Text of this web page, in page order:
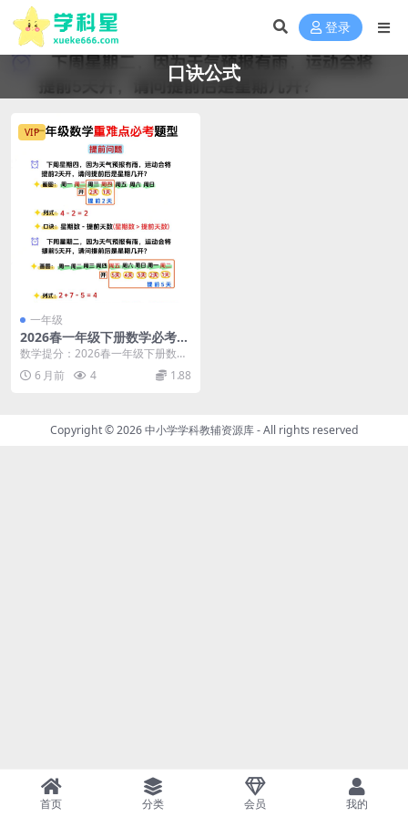
登录
口诀公式
VIP
一年级
2026春一年级下册数学必考思
维题口诀公式同步专项复习电
子版资料
数学提分：2026春一年级下册数学
必考思维题口诀公式解析 大家好，
我是学科星。进...
6 月前 4 1.88
Copyright © 2026中小学学科教辅资源库- All rights reserved
首页 分类 会员 我的